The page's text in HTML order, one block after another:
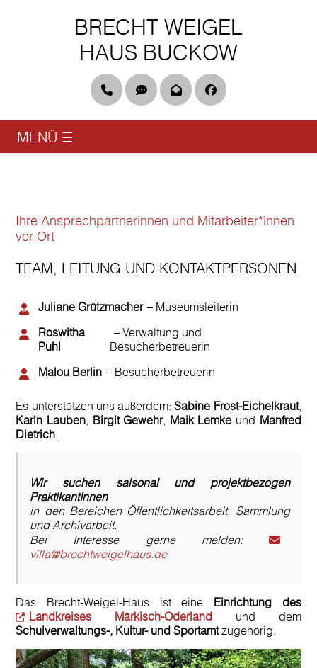
BRECHT WEIGEL
HAUS BUCKOW
Telefon DGS & Leichte Sprache
Newsletter
MENÜ ☰
Ihre Ansprechpartnerinnen und Mitarbeiter*innen
vor Ort
TEAM, LEITUNG UND KONTAKTPERSONEN
Juliane Grützmacher– Museumsleiterin
Roswitha
Puhl
– Verwaltung und
Besucherbetreuerin
Malou Berlin – Besucherbetreuerin
Es unterstützen uns außerdem:Sabine Frost-Eichelkraut,
Karin Lauben, Birgit Gewehr, Maik Lemke und Manfred
Dietrich.
Wir suchen saisonal und projektbezogen
PraktikantInnen
in den Bereichen Öffentlichkeitsarbeit, Sammlung
undArchivarbeit.
Bei Interesse gerne melden:
villa@brechtweigelhaus.de
Das Brecht-Weigel-Haus ist eine Einrichtung des
Landkreises Märkisch-Oderland und dem
Schulverwaltungs-, Kultur- und Sportamtzugehörig.